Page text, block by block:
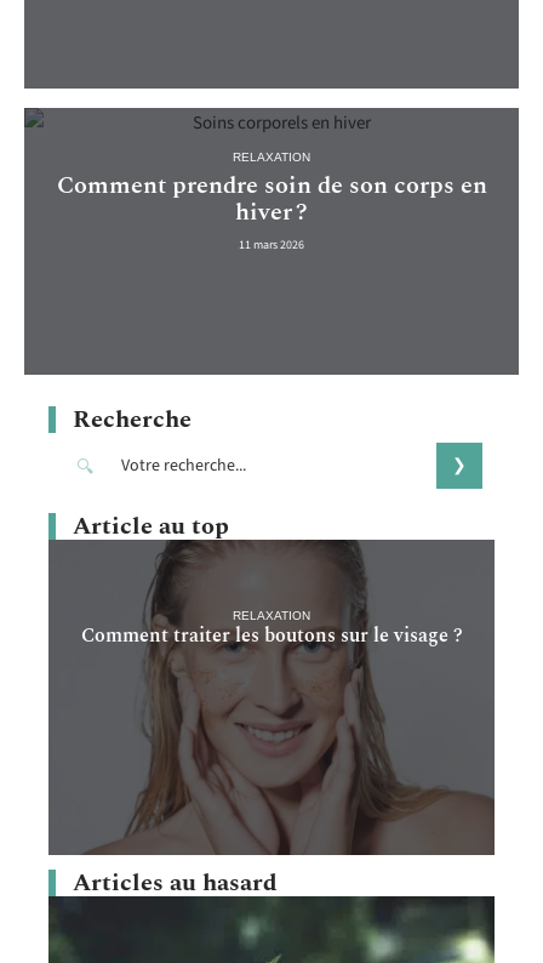
RELAXATION
Comment prendre soin de son corps en
hiver ?
11 mars 2026
Recherche
Article au top
RELAXATION
Comment traiter les boutons sur le visage ?
Articles au hasard